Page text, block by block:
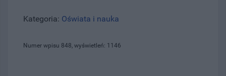
Kategoria: Oświata i nauka
Numer wpisu 848, wyświetleń: 1146